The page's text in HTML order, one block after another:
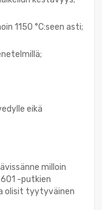
1150 °C:seen asti;
eikä
milloin
-putkien
olisit tyytyväinen